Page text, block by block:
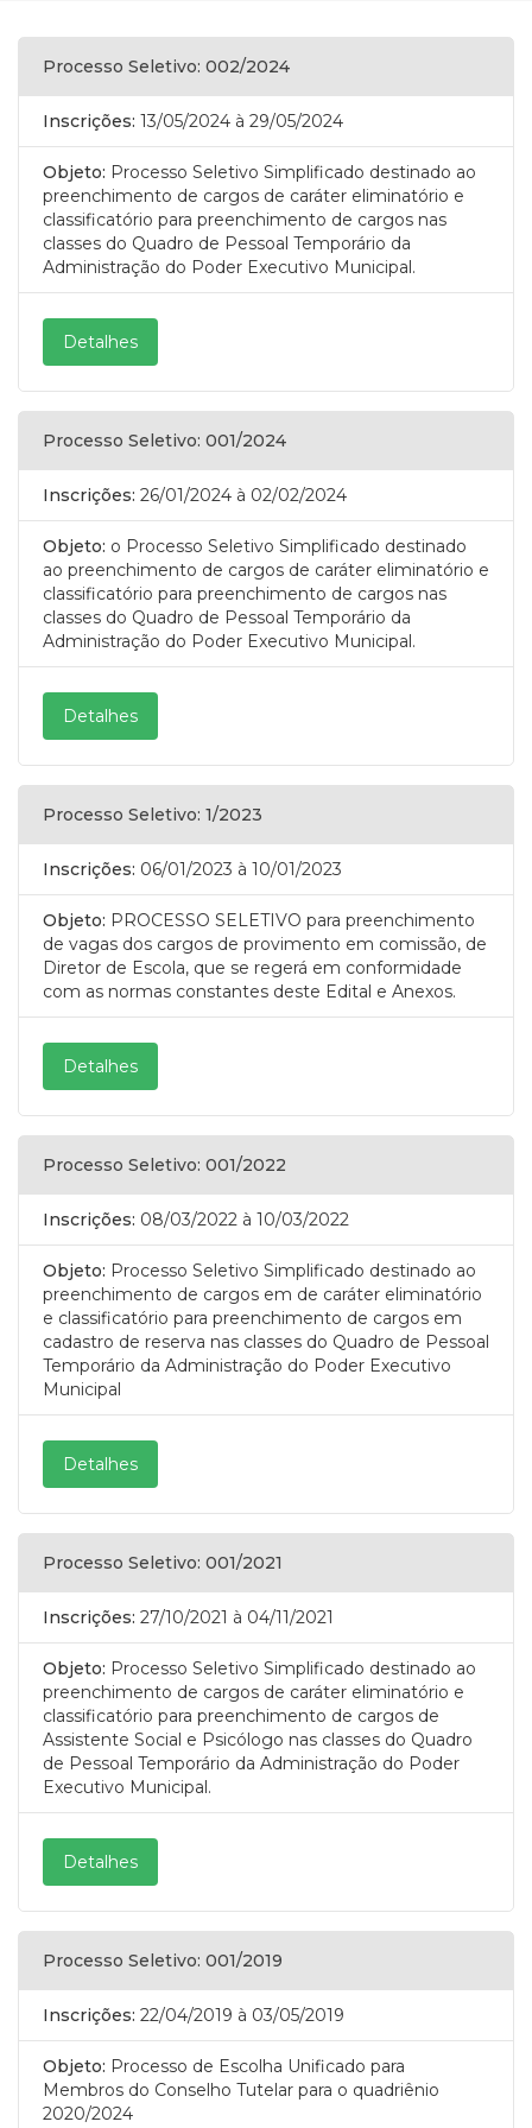
Processo Seletivo: 002/2024
Inscrições: 13/05/2024 à 29/05/2024
Objeto: Processo Seletivo Simplificado destinado ao
preenchimento de cargos de caráter eliminatório e
classificatório para preenchimento de cargos nas
classes do Quadro de Pessoal Temporário da
Administração do Poder Executivo Municipal.
Detalhes
Processo Seletivo: 001/2024
Inscrições: 26/01/2024 à 02/02/2024
Objeto: o Processo Seletivo Simplificado destinado
ao preenchimento de cargos de caráter eliminatório e
classificatório para preenchimento de cargos nas
classes do Quadro de Pessoal Temporário da
Administração do Poder Executivo Municipal.
Detalhes
Processo Seletivo: 1/2023
Inscrições: 06/01/2023 à 10/01/2023
Objeto: PROCESSO SELETIVO para preenchimento
de vagas dos cargos de provimento em comissão, de
Diretor de Escola, que se regerá em conformidade
com as normas constantes deste Edital e Anexos.
Detalhes
Processo Seletivo: 001/2022
Inscrições: 08/03/2022 à 10/03/2022
Objeto: Processo Seletivo Simplificado destinado ao
preenchimento de cargos em de caráter eliminatório
e classificatório para preenchimento de cargos em
cadastro de reserva nas classes do Quadro de Pessoal
Temporário da Administração do Poder Executivo
Municipal
Detalhes
Processo Seletivo: 001/2021
Inscrições: 27/10/2021 à 04/11/2021
Objeto: Processo Seletivo Simplificado destinado ao
preenchimento de cargos de caráter eliminatório e
classificatório para preenchimento de cargos de
Assistente Social e Psicólogo nas classes do Quadro
de Pessoal Temporário da Administração do Poder
Executivo Municipal.
Detalhes
Processo Seletivo: 001/2019
Inscrições: 22/04/2019 à 03/05/2019
Objeto: Processo de Escolha Unificado para
Membros do Conselho Tutelar para o quadriênio
2020/2024